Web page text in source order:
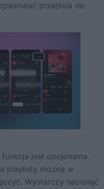
przejścia do
jest opcjonalna.
playlisty można w
Wystarczy nacisnąć